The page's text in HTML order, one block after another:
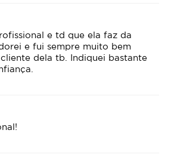
e td que ela faz da
e fui sempre muito bem
dela tb. Indiquei bastante